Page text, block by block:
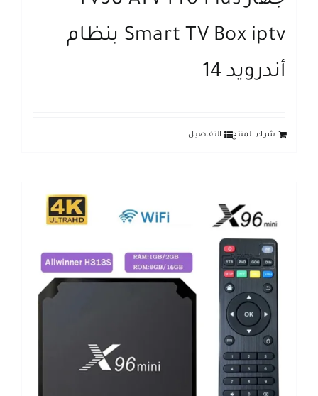
Smart TV Box iptv بنظام
أندرويد 14
شراء المنتج التفاصيل